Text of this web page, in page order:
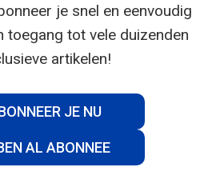
je snel en eenvoudig
toegang tot vele duizenden
artikelen!
JE NU
AL ABONNEE